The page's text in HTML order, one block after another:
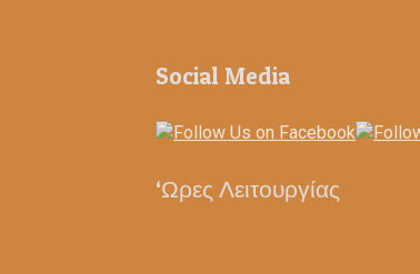
Social Media
‘Ωρες Λειτουργίας